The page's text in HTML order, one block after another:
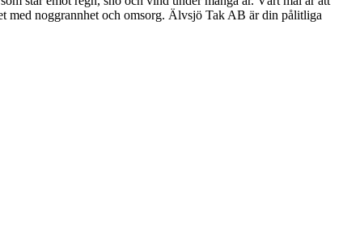
med noggrannhet och omsorg. Älvsjö Tak AB är din pålitliga